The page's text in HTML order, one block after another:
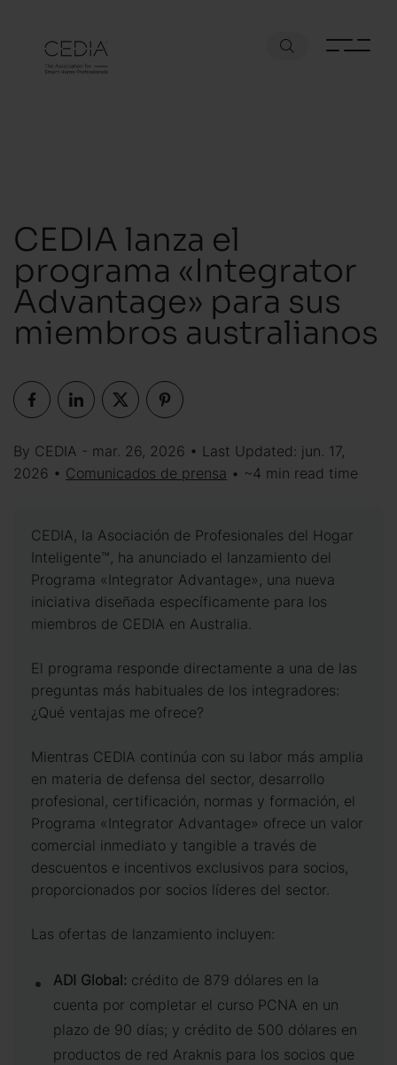
CEDIA lanza el
programa «Integrator
Advantage» para sus
miembros australianos
By CEDIA - mar. 26, 2026 • Last Updated: jun. 17,
2026 • Comunicados de prensa • ~4 min read time
CEDIA, la Asociación de Profesionales del Hogar
Inteligente™, ha anunciado el lanzamiento del
Programa «Integrator Advantage», una nueva
iniciativa diseñada específicamente para los
miembros de CEDIA en Australia.
El programa responde directamente a una de las
preguntas más habituales de los integradores:
¿Qué ventajas me ofrece?
Mientras CEDIA continúa con su labor más amplia
en materia de defensa del sector, desarrollo
profesional, certificación, normas y formación, el
Programa «Integrator Advantage» ofrece un valor
comercial inmediato y tangible a través de
descuentos e incentivos exclusivos para socios,
proporcionados por socios líderes del sector.
Las ofertas de lanzamiento incluyen:
ADI Global: crédito de 879 dólares en la
cuenta por completar el curso PCNA en un
plazo de 90 días; y crédito de 500 dólares en
productos de red Araknis para los socios que